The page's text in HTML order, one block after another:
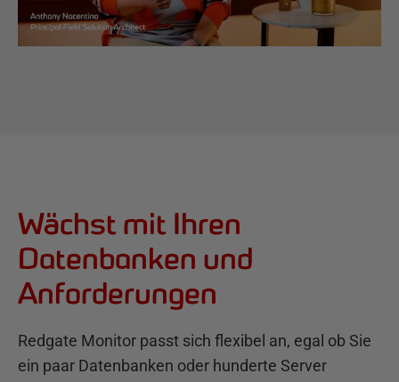
Wächst mit Ihren
Datenbanken und
Anforderungen
Redgate Monitor passt sich flexibel an, egal ob Sie
ein paar Datenbanken oder hunderte Server